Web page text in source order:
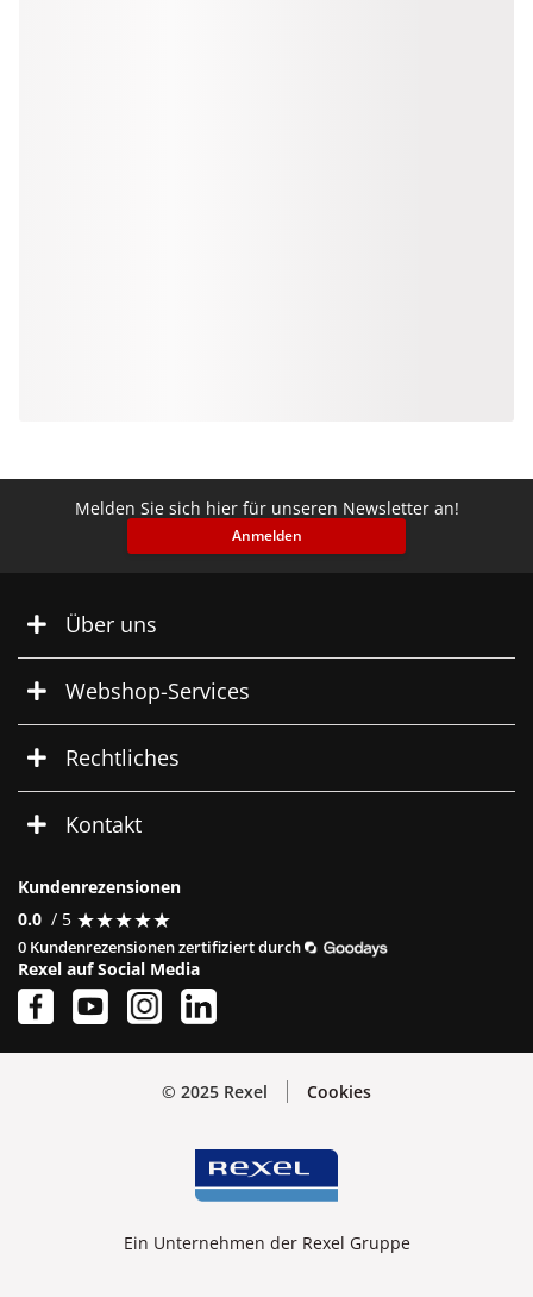
Melden Sie sich hier für unseren Newsletter an!
Anmelden
Über uns
Webshop-Services
Rechtliches
Kontakt
Kundenrezensionen
0.0 / 5 ★★★★★
★★★★★
0 Kundenrezensionen zertifiziert durch
Rexel auf Social Media
© 2025 Rexel Cookies
Ein Unternehmen der Rexel Gruppe